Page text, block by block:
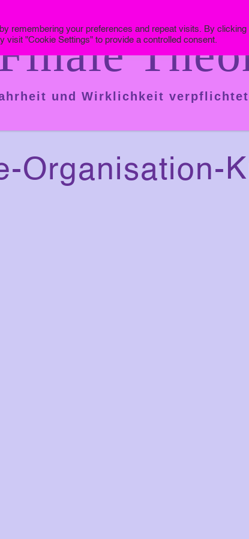
und Wirklichkeit verpflichtet
Organisation-
remembering your preferences and repeat visits. By clicking
visit "Cookie Settings" to provide a controlled consent.